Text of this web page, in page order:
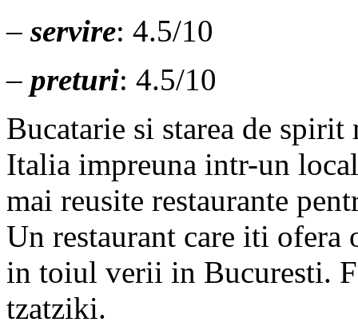
–servire: 4.5/10
– preturi: 4.5/10
Bucatarie si starea de spirit
Italia impreuna intr-un
mai reusite restaurante
Un restaurant care iti ofera
in toiul verii in Bucuresti.
tzatziki.